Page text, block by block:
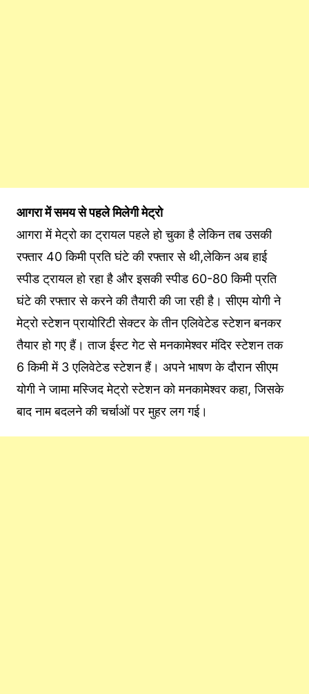
आगरा में समय से पहले मिलेगी मेट्रो
आगरा में मेट्रो का ट्रायल पहले हो चुका है लेकिन तब उसकी
रफ्तार 40 किमी प्रति घंटे की रफ्तार से थी,लेकिन अब हाई
स्पीड ट्रायल हो रहा है और इसकी स्पीड 60-80 किमी प्रति
घंटे की रफ्तार से करने की तैयारी की जा रही है। सीएम योगी ने
मेट्रो स्टेशन प्रायोरिटी सेक्टर के तीन एलिवेटेड स्टेशन बनकर
तैयार हो गए हैं। ताज ईस्ट गेट से मनकामेश्वर मंदिर स्टेशन तक
6 किमी में 3 एलिवेटेड स्टेशन हैं। अपने भाषण के दौरान सीएम
योगी ने जामा मस्जिद मेट्रो स्टेशन को मनकामेश्वर कहा, जिसके
बाद नाम बदलने की चर्चाओं पर मुहर लग गई।